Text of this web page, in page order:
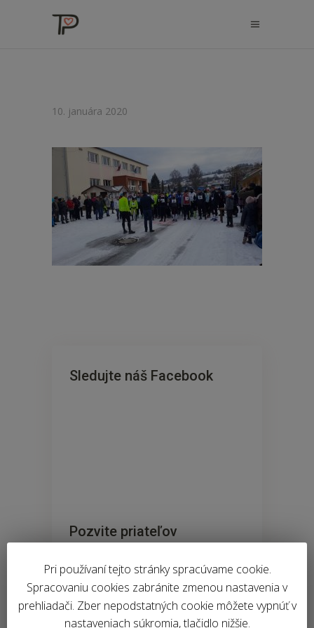
10. januára 2020
Sledujte náš Facebook
Pozvite priateľov
Pri používaní tejto stránky spracúvame cookie.
Spracovaniu cookies zabránite zmenou nastavenia v
prehliadači. Zber nepodstatných cookie môžete vypnúť v
nastaveniach súkromia, tlačidlo nižšie.